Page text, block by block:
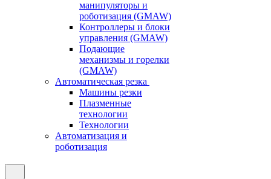
манипуляторы и
роботизация (GMAW)
Контроллеры и блоки
управления (GMAW)
Подающие
механизмы и горелки
(GMAW)
Автоматическая резка
Машины резки
Плазменные
технологии
Технологии
Автоматизация и
роботизация